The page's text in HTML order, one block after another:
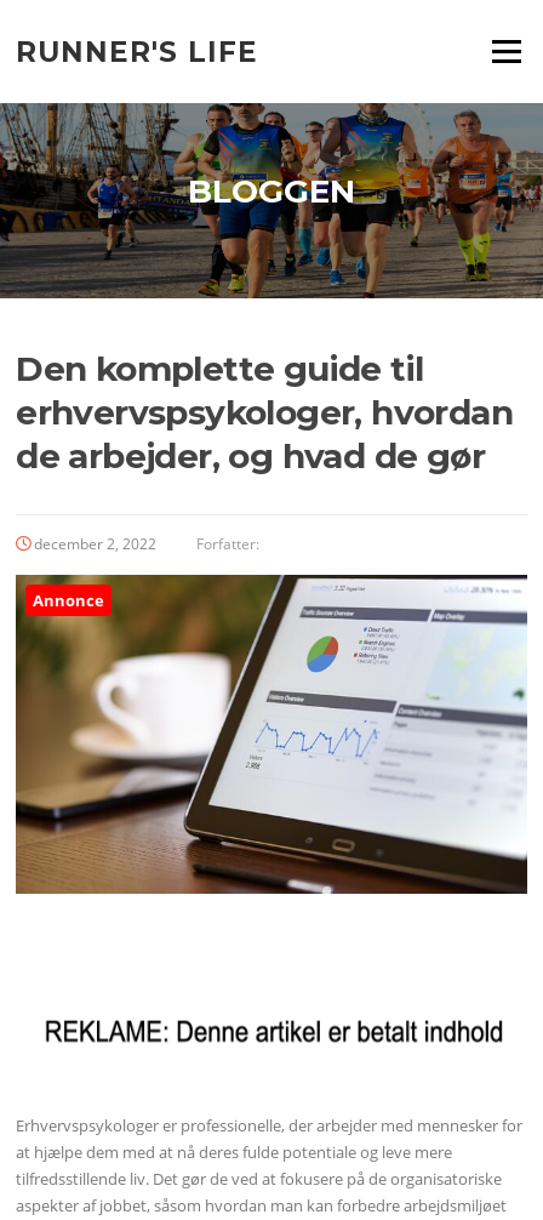
indhold
RUNNER'S LIFE Menu
BLOGGEN
Den komplette guide til
erhvervspsykologer, hvordan
de arbejder, og hvad de gør
december 2, 2022 Forfatter:
Annonce
Erhvervspsykologer er professionelle, der arbejder med mennesker for
at hjælpe dem med at nå deres fulde potentiale og leve mere
tilfredsstillende liv. Det gør de ved at fokusere på de organisatoriske
aspekter af jobbet, såsom hvordan man kan forbedre arbejdsmiljøet